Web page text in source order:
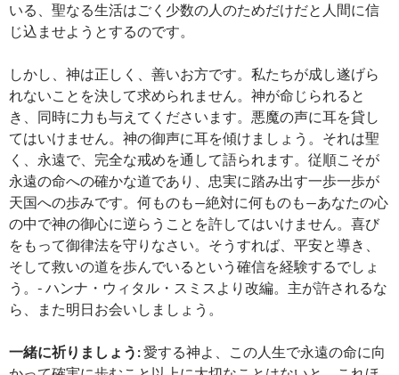
いる、聖なる生活はごく少数の人のためだけだと人間に信
じ込ませようとするのです。
しかし、神は正しく、善いお方です。私たちが成し遂げら
れないことを決して求められません。神が命じられると
き、同時に力も与えてくださいます。悪魔の声に耳を貸し
てはいけません。神の御声に耳を傾けましょう。それは聖
く、永遠で、完全な戒めを通して語られます。従順こそが
永遠の命への確かな道であり、忠実に踏み出す一歩一歩が
天国への歩みです。何ものも—絶対に何ものも—あなたの心
の中で神の御心に逆らうことを許してはいけません。喜び
をもって御律法を守りなさい。そうすれば、平安と導き、
そして救いの道を歩んでいるという確信を経験するでしょ
う。- ハンナ・ウィタル・スミスより改編。主が許されるな
ら、また明日お会いしましょう。
一緒に祈りましょう:愛する神よ、この人生で永遠の命に向